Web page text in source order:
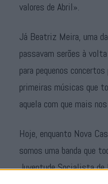
valores de Abril».
Já Beatriz Meira, uma
passavam serões à
para pequenos
primeiras músicas que
aquela com que mais
Hoje, enquanto Nova
somos uma banda que
Juventude Socialista de